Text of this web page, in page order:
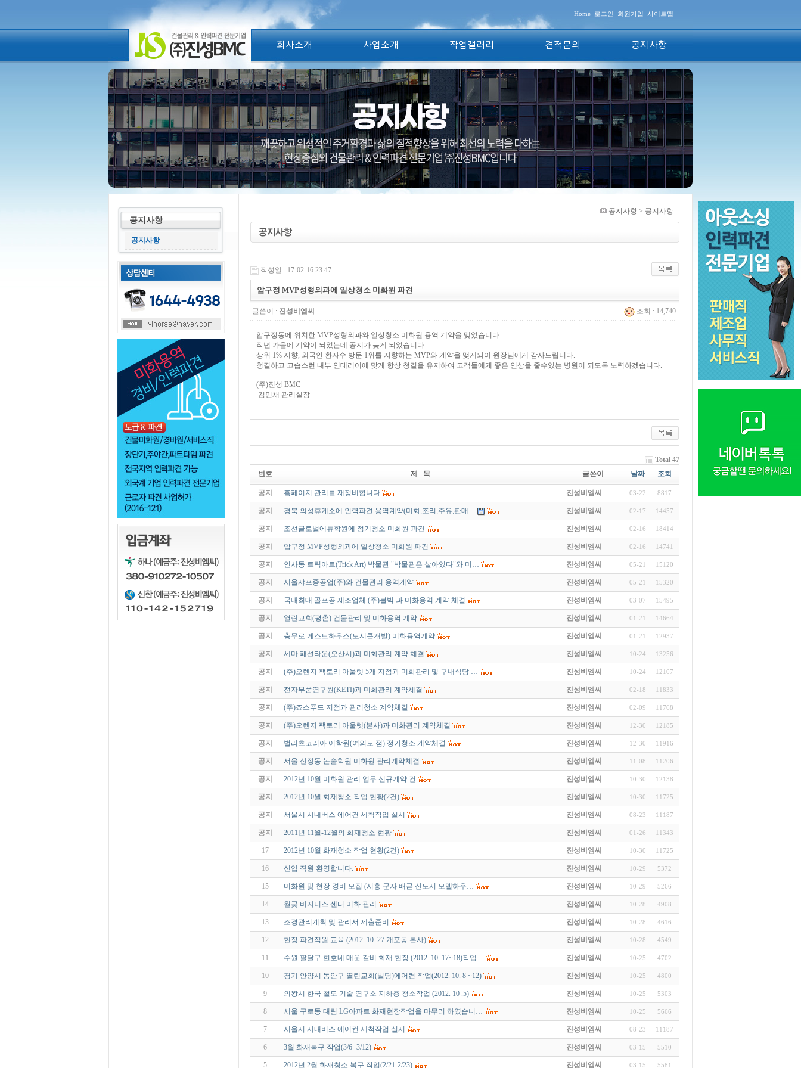
Home 로그인 회원가입 사이트맵
회사소개 사업소개 작업갤러리 견적문의 공지사항
공지사항
공지사항
공지사항 > 공지사항
작성일 : 17-02-16 23:47
압구정 MVP성형외과에 일상청소 미화원 파견
글쓴이 : 진성비엠씨 조회 : 14,740
압구정동에 위치한 MVP성형외과와 일상청소 미화원 용역 계약을 맺었습니다.
작년 가을에 계약이 되었는데 공지가 늦게 되었습니다.
상위 1% 지향, 외국인 환자수 방문 1위를 지향하는 MVP와 계약을 맺게되어 원장님에게 감사드립니다.
청결하고 고습스런 내부 인테리어에 맞게 항상 청결을 유지하여 고객들에게 좋은 인상을 줄수있는 병원이 되도록 노력하겠습니다.
(주)진성 BMC
김민채 관리실장
Total 47
번호
제 목 글쓴이 날짜 조회
공지 홈페이지 관리를 재정비합니다 진성비엠씨 03-22 8817
공지 경북 의성휴게소에 인력파견 용역계약(미화,조리,주유,판매… 진성비엠씨 02-17 14457
공지 조선글로벌에듀학원에 정기청소 미화원 파견 진성비엠씨 02-16 18414
공지 압구정 MVP성형외과에 일상청소 미화원 파견 진성비엠씨 02-16 14741
공지 인사동 트릭아트(Trick Art) 박물관 "박물관은 살아있다"와 미… 진성비엠씨 05-21 15120
공지 서울샤프중공업(주)와 건물관리 용역계약 진성비엠씨 05-21 15320
공지 국내최대 골프공 제조업체 (주)볼빅 과 미화용역 계약 체결 진성비엠씨 03-07 15495
공지 열린교회(평촌) 건물관리 및 미화용역 계약 진성비엠씨 01-21 14664
공지 충무로 게스트하우스(도시콘개발) 미화용역계약 진성비엠씨 01-21 12937
공지 세마 패션타운(오산시)과 미화관리 계약 체결 진성비엠씨 10-24 13256
공지 (주)오렌지 팩토리 아울렛 5개 지점과 미화관리 및 구내식당 … 진성비엠씨 10-24 12107
공지 전자부품연구원(KETI)과 미화관리 계약체결 진성비엠씨 02-18 11833
공지 (주)죠스푸드 지점과 관리청소 계약체결 진성비엠씨 02-09 11768
공지 (주)오렌지 팩토리 아울렛(본사)과 미화관리 계약체결 진성비엠씨 12-30 12185
공지 벌리츠코리아 어학원(여의도 점) 정기청소 계약체결 진성비엠씨 12-30 11916
공지 서울 신정동 논술학원 미화원 관리계약체결 진성비엠씨 11-08 11206
공지 2012년 10월 미화원 관리 업무 신규계약 건 진성비엠씨 10-30 12138
공지 2012년 10월 화재청소 작업 현황(2건) 진성비엠씨 10-30 11725
공지 서울시 시내버스 에어컨 세척작업 실시 진성비엠씨 08-23 11187
공지 2011년 11월-12월의 화재청소 현황 진성비엠씨 01-26 11343
17 2012년 10월 화재청소 작업 현황(2건) 진성비엠씨 10-30 11725
16 신입 직원 환영합니다. 진성비엠씨 10-29 5372
15 미화원 및 현장 경비 모집 (시흥 군자 배곧 신도시 모델하우… 진성비엠씨 10-29 5266
14 월곶 비지니스 센터 미화 관리 진성비엠씨 10-28 4908
13 조경관리계획 및 관리서 제출준비 진성비엠씨 10-28 4616
12 현장 파견직원 교육 (2012. 10. 27 개포동 본사) 진성비엠씨 10-28 4549
11 수원 팔달구 현호네 매운 갈비 화재 현장 (2012. 10. 17~18)작업… 진성비엠씨 10-25 4702
10 경기 안양시 동안구 열린교회(빌딩)에어컨 작업(2012. 10. 8 ~12) 진성비엠씨 10-25 4800
9 의왕시 한국 철도 기술 연구소 지하층 청소작업 (2012. 10 .5) 진성비엠씨 10-25 5303
8 서울 구로동 대림 LG아파트 화재현장작업을 마무리 하였습니… 진성비엠씨 10-25 5666
7 서울시 시내버스 에어컨 세척작업 실시 진성비엠씨 08-23 11187
6 3월 화재복구 작업(3/6- 3/12) 진성비엠씨 03-15 5510
5 2012년 2월 화재청소 복구 작업(2/21-2/23) 진성비엠씨 03-15 5581